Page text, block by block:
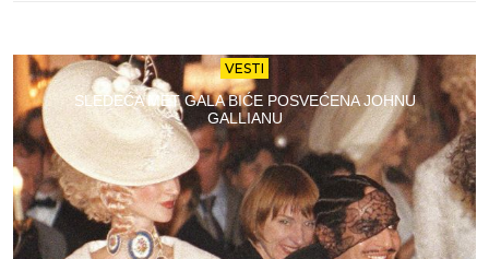
VESTI
SLEDEĆA MET GALA BIĆE POSVEĆENA JOHNU
GALLIANU